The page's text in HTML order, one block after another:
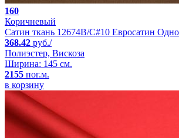
160
Коричневый
Сатин ткань 12674B/C#10 Евросатин
368.42 руб./
Полиэстер, Вискоза
Ширина: 145 см.
2155 пог.м.
в корзину